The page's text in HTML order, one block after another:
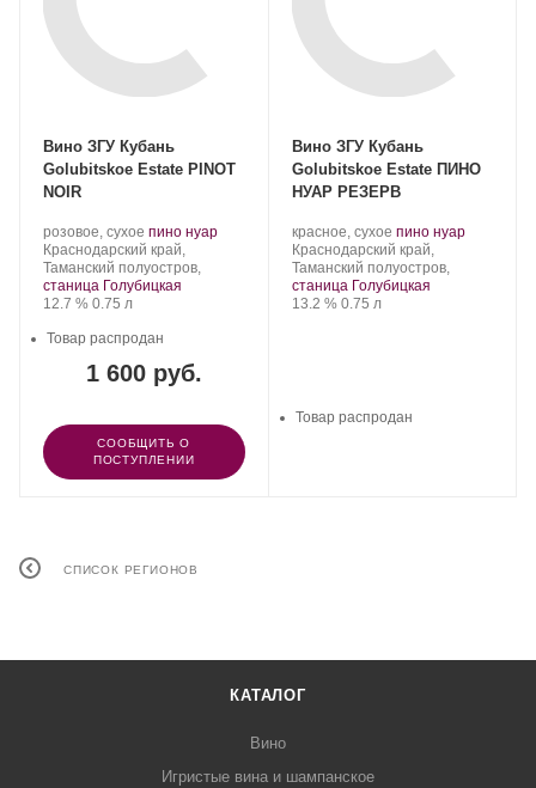
Вино ЗГУ Кубань
Golubitskoe Estate PINOT
NOIR
Производитель:
Поместье
Голубицкое.
розовое, сухое .
Сорт
винограда:
пино нуар.
Регион:
Краснодарский край,
Таманский полуостров,
станица Голубицкая
Крепость
12.7 %. Объем
0.75 л
1 600 руб.
Товар распродан
СООБЩИТЬ О
ПОСТУПЛЕНИИ
Вино ЗГУ Кубань
Golubitskoe Estate ПИНО
НУАР РЕЗЕРВ
Производитель:
Поместье
Голубицкое.
красное, сухое .
Сорт
винограда:
пино нуар.
Регион:
Краснодарский край,
Таманский полуостров,
станица Голубицкая
Крепость
13.2 %. Объем
0.75 л
Товар распродан
СПИСОК РЕГИОНОВ
КАТАЛОГ
Вино
Игристые вина и шампанское